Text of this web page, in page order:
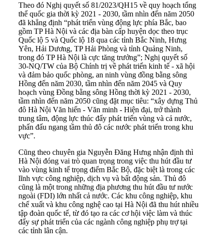
Theo đó Nghị quyết số 81/2023/QH15 về quy hoạch tổng
thể quốc gia thời kỳ 2021 - 2030, tầm nhìn đến năm 2050
đã khẳng định “phát triển vùng động lực phía Bắc, bao
gồm TP Hà Nội và các địa bàn cấp huyện dọc theo trục
Quốc lộ 5 và Quốc lộ 18 qua các tỉnh Bắc Ninh, Hưng
Yên, Hải Dương, TP Hải Phòng và tỉnh Quảng Ninh,
trong đó TP Hà Nội là cực tăng trưởng”; Nghị quyết số
30-NQ/TW của Bộ Chính trị về phát triển kinh tế - xã hội
và đảm bảo quốc phòng, an ninh vùng đồng bằng sông
Hồng đến năm 2030, tầm nhìn đến năm 2045 và Quy
hoạch vùng Đồng bằng sông Hồng thời kỳ 2021 - 2030,
tầm nhìn đến năm 2050 cũng đặt mục tiêu: “xây dựng Thủ
đô Hà Nội Văn hiến - Văn minh - Hiện đại, trở thành
trung tâm, động lực thúc đẩy phát triển vùng và cả nước,
phấn đấu ngang tầm thủ đô các nước phát triển trong khu
vực”.
Cũng theo chuyên gia Nguyễn Đăng Hưng nhận định thì
Hà Nội đóng vai trò quan trọng trong việc thu hút đầu tư
vào vùng kinh tế trọng điểm Bắc Bộ, đặc biệt là trong các
lĩnh vực công nghiệp, dịch vụ và bất động sản. Thủ đô
cũng là một trong những địa phương thu hút đầu tư nước
ngoài (FDI) lớn nhất cả nước. Các khu công nghiệp, khu
chế xuất và khu công nghệ cao tại Hà Nội đã thu hút nhiều
tập đoàn quốc tế, từ đó tạo ra các cơ hội việc làm và thúc
đẩy sự phát triển của các ngành công nghiệp phụ trợ tại
các tỉnh lân cận.